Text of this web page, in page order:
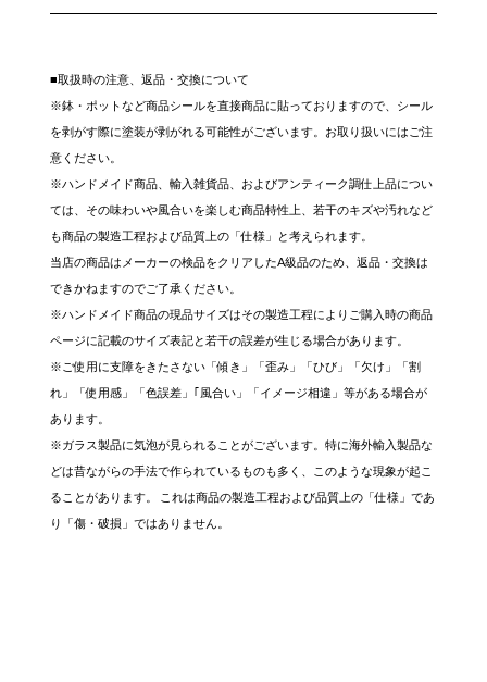
■取扱時の注意、返品・交換について
※鉢・ポットなど商品シールを直接商品に貼っておりますので、シール
を剥がす際に塗装が剥がれる可能性がございます。お取り扱いにはご注
意ください。
※ハンドメイド商品、輸入雑貨品、およびアンティーク調仕上品につい
ては、その味わいや風合いを楽しむ商品特性上、若干のキズや汚れなど
も商品の製造工程および品質上の「仕様」と考えられます。
当店の商品はメーカーの検品をクリアしたA級品のため、返品・交換は
できかねますのでご了承ください。
※ハンドメイド商品の現品サイズはその製造工程によりご購入時の商品
ページに記載のサイズ表記と若干の誤差が生じる場合があります。
※ご使用に支障をきたさない「傾き」「歪み」「ひび」「欠け」「割
れ」「使用感」「色誤差」｢風合い」「イメージ相違」等がある場合が
あります。
※ガラス製品に気泡が見られることがございます。特に海外輸入製品な
どは昔ながらの手法で作られているものも多く、このような現象が起こ
ることがあります。 これは商品の製造工程および品質上の「仕様」であ
り「傷・破損」ではありません。